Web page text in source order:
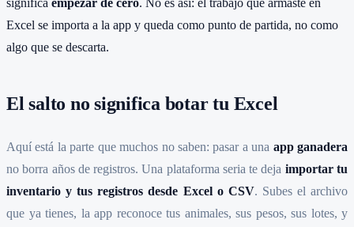
Excel se importa a la app y queda como punto de partida, no como
algo que se descarta.
El salto no significa botar tu Excel
Aquí está la parte que muchos no saben: pasar a una app ganadera
no borra años de registros. Una plataforma seria te deja importar tu
inventario y tus registros desde Excel o CSV. Subes el archivo
que ya tienes, la app reconoce tus animales, sus pesos, sus lotes, y